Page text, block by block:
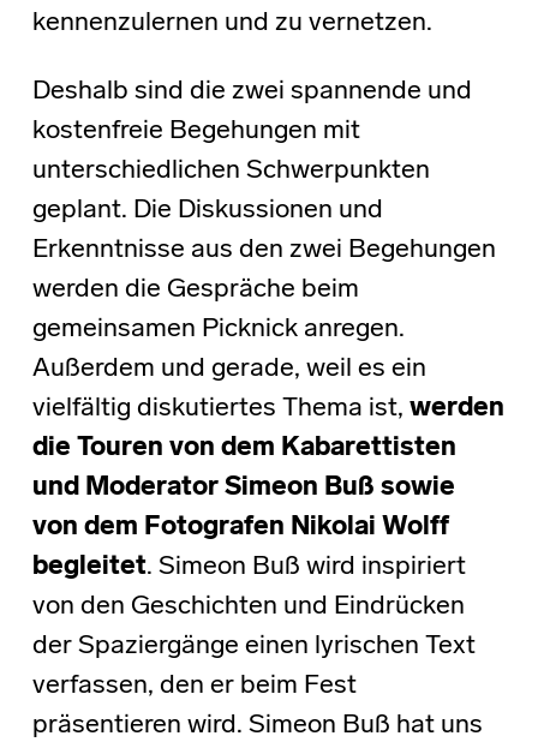
kennenzulernen und zu vernetzen.
Deshalb sind die zwei spannende und
kostenfreie Begehungen mit
unterschiedlichen Schwerpunkten
geplant. Die Diskussionen und
Erkenntnisse aus den zwei Begehungen
werden die Gespräche beim
gemeinsamen Picknick anregen.
Außerdem und gerade, weil es ein
vielfältig diskutiertes Thema ist, werden
die Touren von dem Kabarettisten
und Moderator Simeon Buß sowie
von dem Fotografen Nikolai Wolff
begleitet. Simeon Buß wird inspiriert
von den Geschichten und Eindrücken
der Spaziergänge einen lyrischen Text
verfassen, den er beim Fest
präsentieren wird. Simeon Buß hat uns